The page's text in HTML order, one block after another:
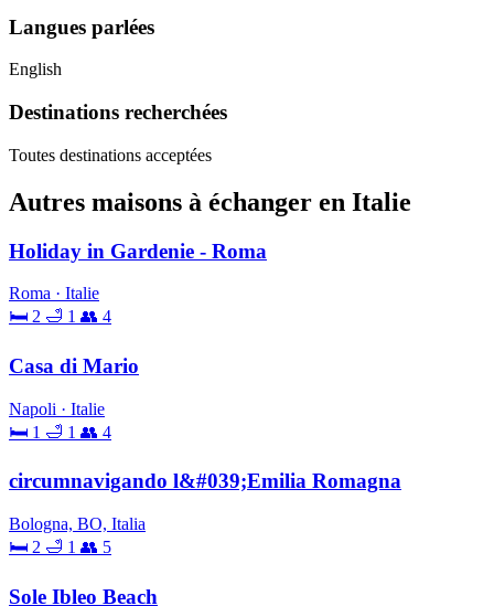
Langues parlées
English
Destinations recherchées
Toutes destinations acceptées
Autres maisons à échanger en Italie
Holiday in Gardenie - Roma
Roma · Italie
🛏 2 🛁 1 👥 4
Casa di Mario
Napoli · Italie
🛏 1 🛁 1 👥 4
circumnavigando l&#039;Emilia Romagna
Bologna, BO, Italia
🛏 2 🛁 1 👥 5
Sole Ibleo Beach